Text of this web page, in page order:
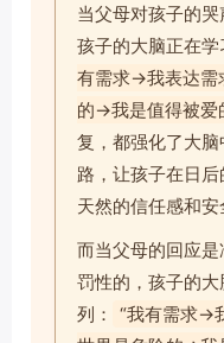
当父母对孩子的
孩子的大脑正在学
有需求→我表达
的→我是值得被爱
复，都强化了大
路，让孩子在日
天然的信任感和安
而当父母的回应
罚性的，孩子的
列：
“我有需求→